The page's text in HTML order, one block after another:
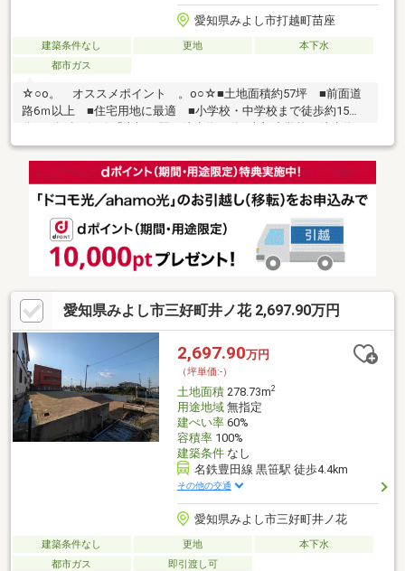
愛知県みよし市打越町苗座
建築条件なし 更地
本下水
都市ガス
☆○o。 オススメポイント 。o○☆■土地面積約57坪 ■前面道
路6ｍ以上 ■住宅用地に最適 ■小学校・中学校まで徒歩約15
分■南中学校：徒歩約12分■イオン三好店：徒歩約43分■フェルナ
田中店：徒歩約30分■ファミリマートみよし打越店：徒歩約10分■
サンドラッグ弥栄店：徒歩約25分■みよし市打越保育園：徒歩約
12分※造成後の引渡些細なことでも、ハウスドゥ 東郷まで、お気
愛知県みよし市三好町井ノ花 2,697.90万円
2,697.90万円
（坪単価:-）
土地面積278.73m2
用途地域無指定
建ぺい率60%
容積率100%
建築条件なし
名鉄豊田線 黒笹駅 徒歩4.4km
その他の交通
愛知県みよし市三好町井ノ花
建築条件なし 更地
本下水
都市ガス
即引渡し可